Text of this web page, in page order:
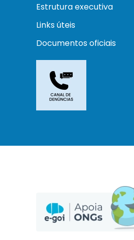
Estrutura executiva
Links úteis
Documentos oficiais